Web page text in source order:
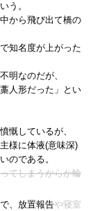
う。
から飛び出て橋の
知名度が上がった
明なのだが、
人形だった」とい
慨しているが、
様に体液(意味深)
のである。
てしまうからか輪
、放置報告や寝室